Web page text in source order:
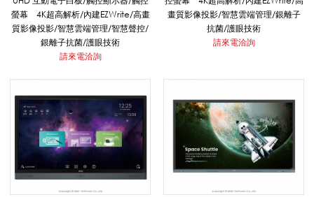
列
|
悅
適
螢幕 4K超高解析/內建EZWrite/高畫
質影像投影/智慧雲端管理/智慧聲控/
銀離子抗菌/護眼技術
請來電洽詢
畫質影像投影/智慧雲端管理/銀離子
抗菌/護眼技術
請來電洽詢